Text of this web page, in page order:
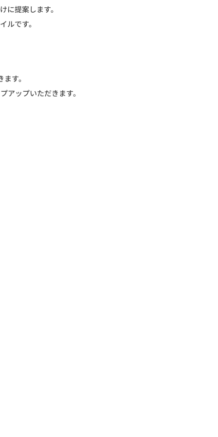
に提案します。
ルです。
す。
アップいただきます。